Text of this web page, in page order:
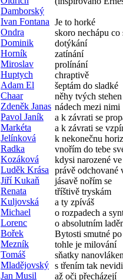
Damborský
Ivan Fontana
Ondra
Dominik
Horník
Miroslav
Huptych
Adam El
Chaar
Zdeněk Janas
Pavol Janík
Markéta
Jelínková
Radka
Kozáková
Luděk Krása
Jiří Kukaň
Renata
Kuljovská
Michael
Lorenc
Bořek
Mezník
Tomáš
Mladějovský
Jan Musil
Je to horké
skoro nechápu co
dotýkání
zatínání
prolínání
chraptivě
šeptám do sladké
něhy tvých stehen
nádech mezi nimi
a k závrati se
a k závrati se
k nekonečnu
vnořím do tebe
kdysi narozené
právě odchované
jásavě nořím se
tříštivě tryskám
a ty zpíváš
o rozpadech a
o absolutním
Bytosti smutné
tohle je milování
sňatky
s třením tak
až oči přecházejí